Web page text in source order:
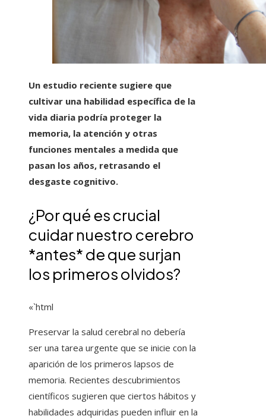
Un estudio reciente sugiere que
cultivar una habilidad específica de la
vida diaria podría proteger la
memoria, la atención y otras
funciones mentales a medida que
pasan los años, retrasando el
desgaste cognitivo.
¿Por qué es crucial
cuidar nuestro cerebro
*antes* de que surjan
los primeros olvidos?
«`html
Preservar la salud cerebral no debería
ser una tarea urgente que se inicie con la
aparición de los primeros lapsos de
memoria. Recientes descubrimientos
científicos sugieren que ciertos hábitos y
habilidades adquiridas pueden influir en la